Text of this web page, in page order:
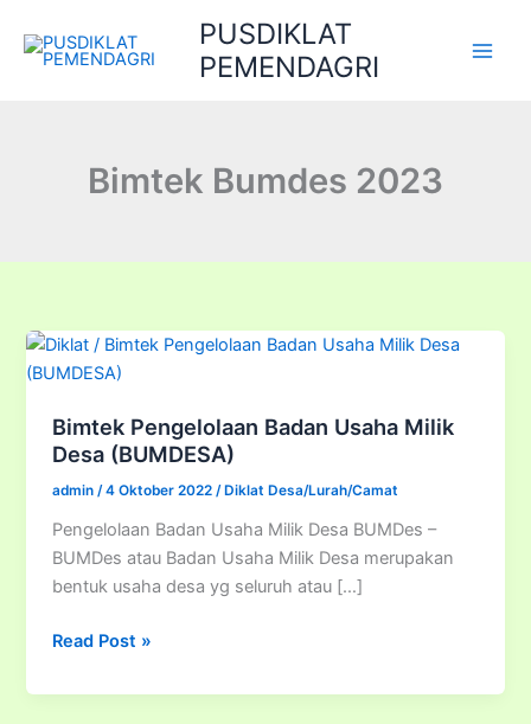
konten
PUSDIKLAT
PEMENDAGRI
Bimtek Bumdes 2023
Bimtek Pengelolaan Badan Usaha Milik
Desa (BUMDESA)
admin/4 Oktober 2022/Diklat Desa/Lurah/Camat
Pengelolaan Badan Usaha Milik Desa BUMDes –
BUMDes atau Badan Usaha Milik Desa merupakan
bentuk usaha desa yg seluruh atau […]
Bimtek
Badan
Read Post »